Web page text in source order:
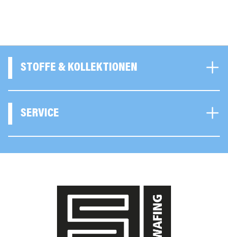
STOFFE & KOLLEKTIONEN
SERVICE